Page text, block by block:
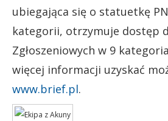
ubiegająca się o statuetkę
kategorii, otrzymuje dostęp
Zgłoszeniowych w 9
więcej informacji uzyskać
www.brief.pl.